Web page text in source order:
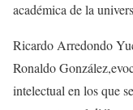
académica de la
Ricardo Arredondo
Ronaldo González,
intelectual en los que